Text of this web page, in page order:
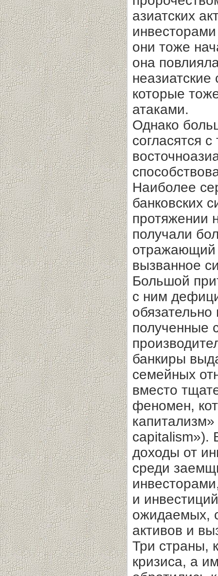
азиатских
инвесторами
они тоже
она
которые
атаками.
Однако
согласятся
Наиболее
банковских
протяжении
получали
отражающий
вызванное
Большой
с ним
полученные
банкиры
семейных
вместо
феномен,
capitalism»).
доходы от
среди
и
ожидаемых,
активов и
Три страны,
кризиса, а